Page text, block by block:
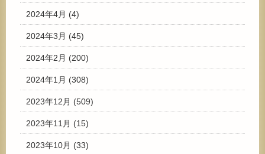
2024年4月 (4)
2024年3月 (45)
2024年2月 (200)
2024年1月 (308)
2023年12月 (509)
2023年11月 (15)
2023年10月 (33)